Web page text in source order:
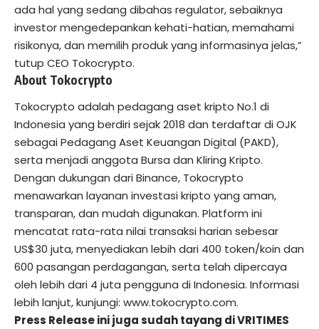
ada hal yang sedang dibahas regulator, sebaiknya
investor mengedepankan kehati-hatian, memahami
risikonya, dan memilih produk yang informasinya jelas,”
tutup CEO Tokocrypto.
About Tokocrypto
Tokocrypto adalah pedagang aset kripto No.1 di
Indonesia yang berdiri sejak 2018 dan terdaftar di OJK
sebagai Pedagang Aset Keuangan Digital (PAKD),
serta menjadi anggota Bursa dan Kliring Kripto.
Dengan dukungan dari Binance, Tokocrypto
menawarkan layanan investasi kripto yang aman,
transparan, dan mudah digunakan. Platform ini
mencatat rata-rata nilai transaksi harian sebesar
US$30 juta, menyediakan lebih dari 400 token/koin dan
600 pasangan perdagangan, serta telah dipercaya
oleh lebih dari 4 juta pengguna di Indonesia. Informasi
lebih lanjut, kunjungi: www.tokocrypto.com.
Press Release ini juga sudah tayang diVRITIMES